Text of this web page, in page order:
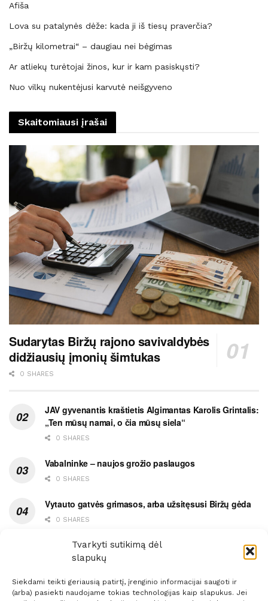
Tvarkyti sutikimą dėl
slapukų
Siekdami teikti geriausią patirtį, įrenginio informacijai saugoti ir
(arba) pasiekti naudojame tokias technologijas kaip slapukus. Jei
Afiša
Lova su patalynės dėže: kada ji iš tiesų praverčia?
„Biržų kilometrai“ – daugiau nei bėgimas
Ar atliekų turėtojai žinos, kur ir kam pasiskųsti?
Nuo vilkų nukentėjusi karvutė neišgyveno
Skaitomiausi įrašai
Sudarytas Biržų rajono savivaldybės
didžiausių įmonių šimtukas
0 SHARES
JAV gyvenantis kraštietis Algimantas Karolis Grintalis:
„Ten mūsų namai, o čia mūsų siela“
0 SHARES
Vabalninke – naujos grožio paslaugos
0 SHARES
Vytauto gatvės grimasos, arba užsitęsusi Biržų gėda
0 SHARES
Pietų metas pažymėtas avarija
0 SHARES